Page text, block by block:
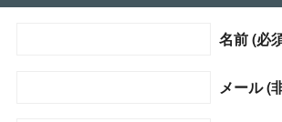
名前 (必
メール (